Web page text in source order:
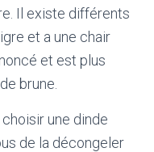
Il existe différents
et a une chair
et est plus
brune.
une dinde
de la décongeler